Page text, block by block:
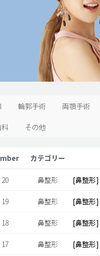
輪郭手術 両顎手術
科 その他
カテゴリー
20 鼻整形 [鼻整形]
19 鼻整形 [鼻整形]
18 鼻整形 [鼻整形]
17 鼻整形 [鼻整形]